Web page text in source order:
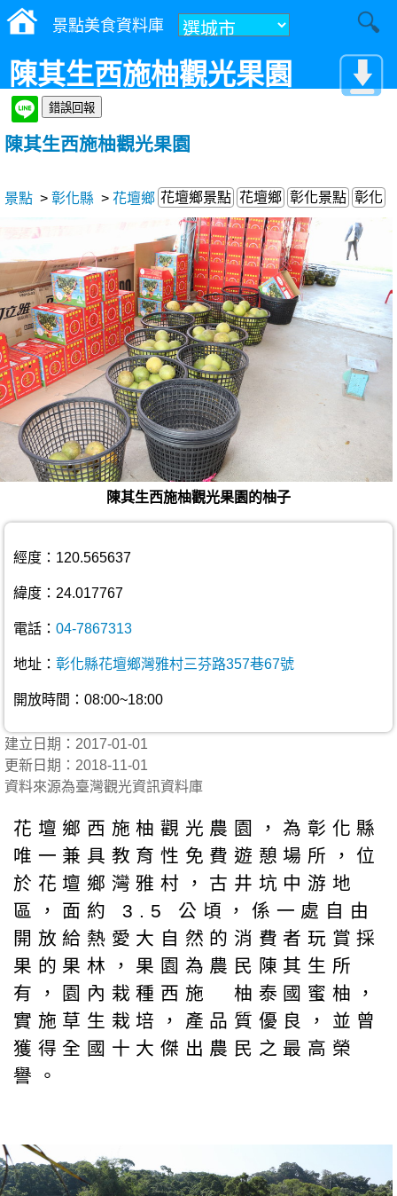
景點美食資料庫
陳其生西施柚觀光果園
陳其生西施柚觀光果園
景點 > 彰化縣 > 花壇鄉 花壇鄉景點 花壇鄉 彰化景點 彰化
陳其生西施柚觀光果園的柚子
經度：120.565637
緯度：24.017767
電話： 04-7867313
地址： 彰化縣花壇鄉灣雅村三芬路357巷67號
開放時間：08:00~18:00
建立日期：2017-01-01
更新日期：2018-11-01
資料來源為臺灣觀光資訊資料庫
花壇鄉西施柚觀光農園，為彰化縣
唯一兼具教育性免費遊憩場所，位
於花壇鄉灣雅村，古井坑中游地
區，面約 3.5 公頃，係一處自由
開放給熱愛大自然的消費者玩賞採
果的果林，果園為農民陳其生所
有，園內栽種西施 柚泰國蜜柚，
實施草生栽培，產品質優良，並曾
獲得全國十大傑出農民之最高榮
譽。